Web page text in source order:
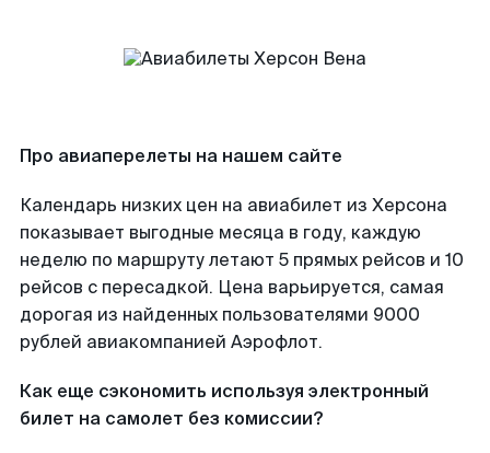
Про авиаперелеты на нашем сайте
Календарь низких цен на авиабилет из Херсона
показывает выгодные месяца в году, каждую
неделю по маршруту летают 5 прямых рейсов и 10
рейсов с пересадкой. Цена варьируется, самая
дорогая из найденных пользователями 9000
рублей авиакомпанией Аэрофлот.
Как еще сэкономить используя электронный
билет на самолет без комиссии?